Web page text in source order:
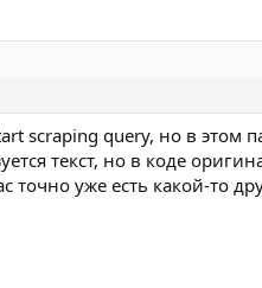
scraping query, но в этом
текст, но в коде
точно уже есть какой-то